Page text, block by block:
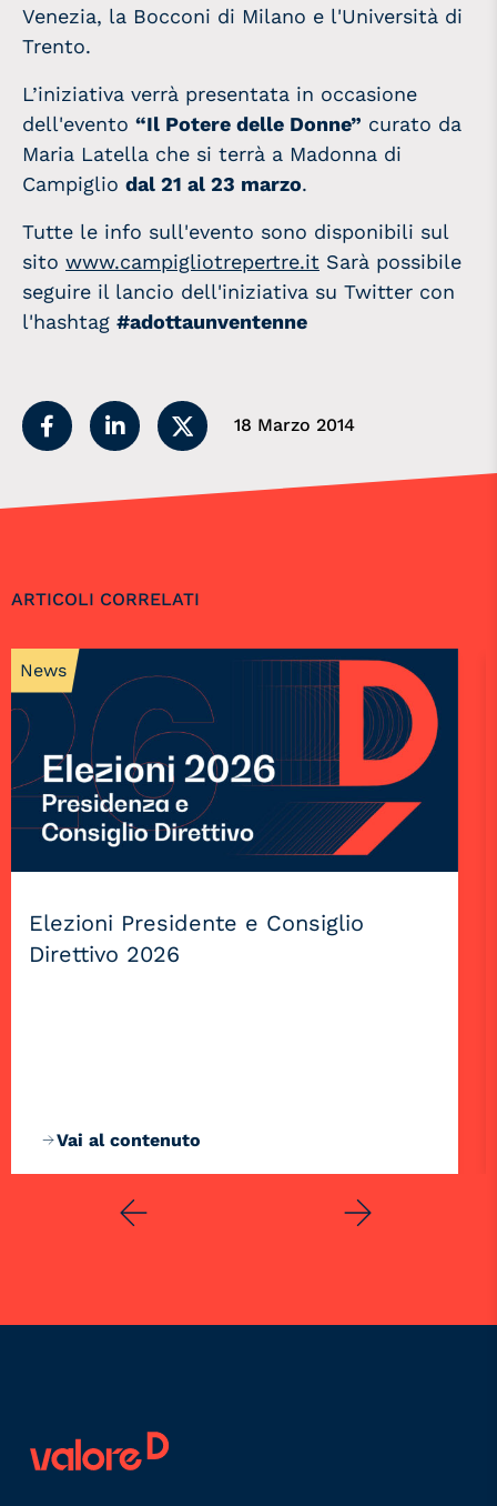
Venezia, la Bocconi di Milano e l'Università di
Trento.
L’iniziativa verrà presentata in occasione
dell'evento “Il Potere delle Donne” curato da
Maria Latella che si terrà a Madonna di
Campiglio dal 21 al 23 marzo.
Tutte le info sull'evento sono disponibili sul
sito www.campigliotrepertre.it Sarà possibile
seguire il lancio dell'iniziativa su Twitter con
l'hashtag #adottaunventenne
18 Marzo 2014
ARTICOLI CORRELATI
News
Elezioni Presidente e Consiglio
Direttivo 2026
Vai al contenuto